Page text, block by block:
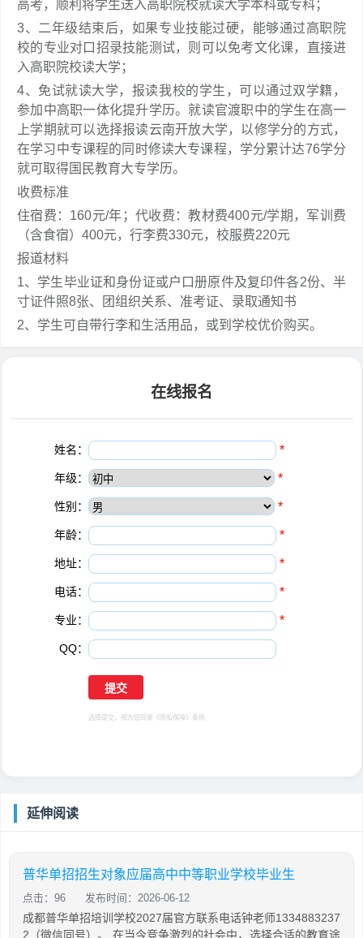
高考，顺利将学生送入高职院校就读大学本科或专科；
3、二年级结束后，如果专业技能过硬，能够通过高职院
校的专业对口招录技能测试，则可以免考文化课，直接进
入高职院校读大学；
4、免试就读大学，报读我校的学生，可以通过双学籍，
参加中高职一体化提升学历。就读官渡职中的学生在高一
上学期就可以选择报读云南开放大学，以修学分的方式，
在学习中专课程的同时修读大专课程，学分累计达76学分
就可取得国民教育大专学历。
收费标准
住宿费：160元/年；代收费：教材费400元/学期，军训费
（含食宿）400元，行李费330元，校服费220元
报道材料
1、学生毕业证和身份证或户口册原件及复印件各2份、半
寸证件照8张、团组织关系、准考证、录取通知书
2、学生可自带行李和生活用品，或到学校优价购买。
在线报名
姓名： *
年级： *
性别： *
年龄： *
地址： *
电话： *
专业： *
QQ：
选择提交，视为您同意 《隐私保障》 条例
延伸阅读
普华单招招生对象应届高中中等职业学校毕业生
点击：96 发布时间：2026-06-12
成都普华单招培训学校2027届官方联系电话钟老师1334883237
2（微信同号）。 在当今竞争激烈的社会中，选择合适的教育途